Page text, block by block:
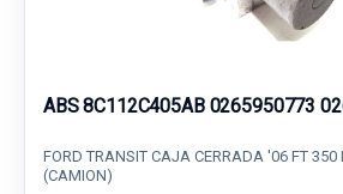
ABS 8C112C405AB 0265950773
FORD TRANSIT CAJA CERRADA '06 FT 350
(CAMION)